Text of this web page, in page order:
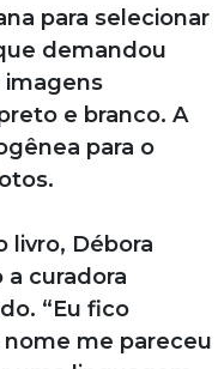
para selecionar
demandou
e branco. A
para o
livro, Débora
curadora
“Eu fico
nome me pareceu